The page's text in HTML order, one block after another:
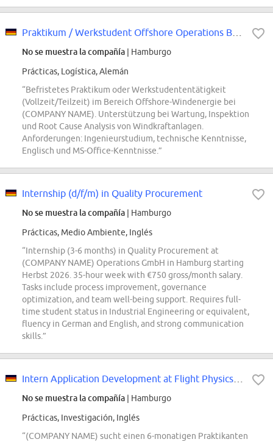
No se muestra la compañía | Hamburgo
Prácticas, Logística, Alemán
“Befristetes Praktikum oder Werkstudententätigkeit
(Vollzeit/Teilzeit) im Bereich Offshore-Windenergie bei
(COMPANY NAME). Unterstützung bei Wartung, Inspektion
und Root Cause Analysis von Windkraftanlagen.
Anforderungen: Ingenieurstudium, technische Kenntnisse,
Englisch und MS-Office-Kenntnisse.”
Internship (d/f/m) in Quality Procurement
No se muestra la compañía | Hamburgo
Prácticas, Medio Ambiente, Inglés
“Internship (3-6 months) in Quality Procurement at
(COMPANY NAME) Operations GmbH in Hamburg starting
Herbst 2026. 35-hour week with €750 gross/month salary.
Tasks include process improvement, governance
optimization, and team well-being support. Requires full-
time student status in Industrial Engineering or equivalent,
fluency in German and English, and strong communication
skills.”
No se muestra la compañía | Hamburgo
Prácticas, Investigación, Inglés
“(COMPANY NAME) sucht einen 6-monatigen Praktikanten